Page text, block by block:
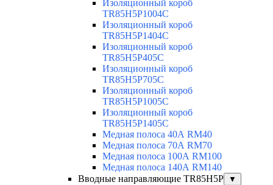
Изоляционный короб
TR85H5P1004C
Изоляционный короб
TR85H5P1404C
Изоляционный короб
TR85H5P405C
Изоляционный короб
TR85H5P705C
Изоляционный короб
TR85H5P1005C
Изоляционный короб
TR85H5P1405C
Медная полоса 40А RM40
Медная полоса 70А RM70
Медная полоса 100А RM100
Медная полоса 140А RM140
Вводные направляющие TR85H5P
▼